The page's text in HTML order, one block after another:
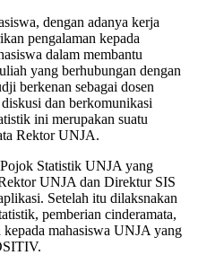
dengan adanya kerja
pengalaman kepada
dalam membantu
yang berhubungan dengan
berkenan sebagai dosen
dan berkomunikasi
ini merupakan suatu
Rektor UNJA.
Statistik UNJA yang
UNJA dan Direktur SIS
Setelah itu dilaksnakan
pemberian cinderamata,
kepada mahasiswa UNJA yang